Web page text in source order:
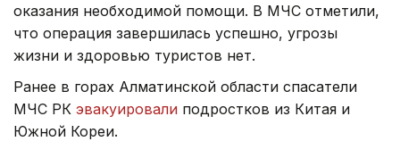
оказания необходимой помощи. В МЧС отметили,
что операция завершилась успешно, угрозы
жизни и здоровью туристов нет.
Ранее в горах Алматинской области спасатели
МЧС РК эвакуировали подростков из Китая и
Южной Кореи.